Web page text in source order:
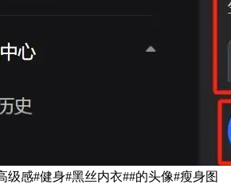
级感#健身#黑丝内衣##的头像#瘦身图